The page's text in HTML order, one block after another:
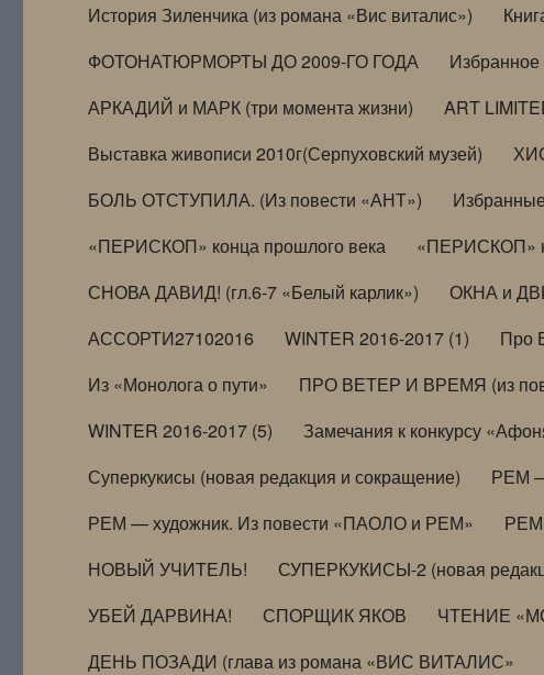
История Зиленчика (из романа «Вис виталис»)
ФОТОНАТЮРМОРТЫ ДО 2009-ГО ГОДА
АРКАДИЙ и МАРК (три момента жизни)
ART
Выставка живописи 2010г(Серпуховский музей)
БОЛЬ ОТСТУПИЛА. (Из повести «АНТ»)
«ПЕРИСКОП» конца прошлого века
«ПЕРИСКОП»
СНОВА ДАВИД! (гл.6-7 «Белый карлик»)
ОКНА и
АССОРТИ27102016
WINTER 2016-2017 (1) Про
Из «Монолога о пути»
ПРО ВЕТЕР И ВРЕМЯ (из
WINTER 2016-2017 (5)
Замечания к конкурсу
Суперкукисы (новая редакция и сокращение)
РЕМ
РЕМ — художник. Из повести «ПАОЛО и РЕМ»
РЕМ
НОВЫЙ УЧИТЕЛЬ!
СУПЕРКУКИСЫ-2 (новая
УБЕЙ ДАРВИНА!
СПОРЩИК ЯКОВ ЧТЕНИЕ
ДЕНЬ ПОЗАДИ (глава из романа «ВИС ВИТАЛИС»